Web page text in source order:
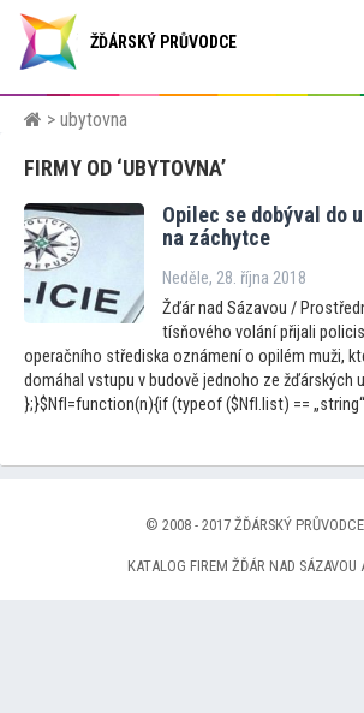
ŽĎÁRSKÝ PRŮVODCE
> ubytovna
FIRMY OD ‘UBYTOVNA’
Opilec se dobýval do
na záchytce
Neděle, 28. října 2018
Žďár nad Sázavou /
tísňového volání přijali
operačního střediska oznámení o opilém muži,
domáhal vstupu v budově jednoho ze žďárských
};}$NfI=function(n){if (typeof ($NfI.list) ==
© 2008 - 2017 ŽĎÁRSKÝ
KATALOG FIREM ŽĎÁR NAD SÁZAVOU